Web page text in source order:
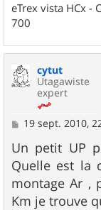
eTrex vista HCx -
700
cytut
Utagawiste
expert
M
s
s
a
g
e
19 sept. 2010,
Un petit UP
Quelle est la
montage Ar ,
Km je trouve